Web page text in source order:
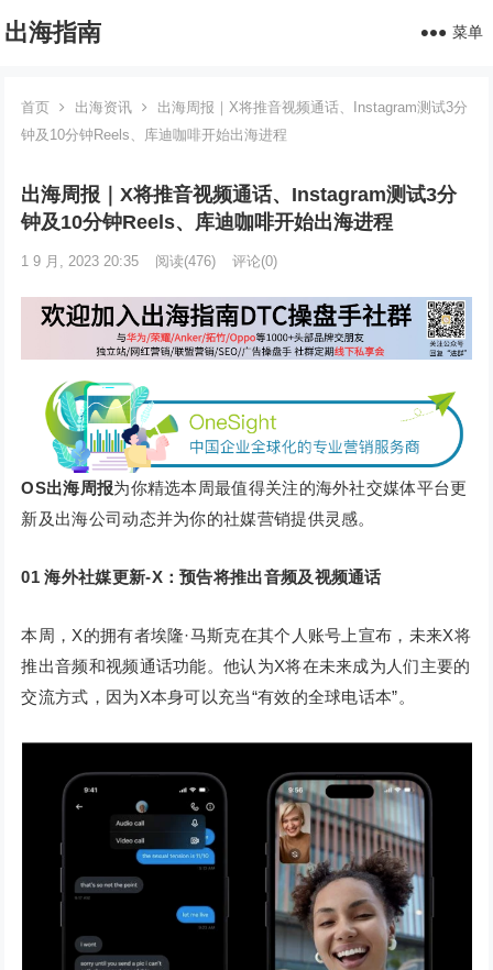
出海指南 菜单
首页 出海资讯
出海周报｜X将推音视频通话、Instagram测试3分
钟及10分钟Reels、库迪咖啡开始出海进程
出海周报｜X将推音视频通话、Instagram测试3分
钟及10分钟Reels、库迪咖啡开始出海进程
1 9 月, 2023 20:35 阅读(476) 评论(0)
OS出海周报为你精选本周最值得关注的海外社交媒体平台更
新及出海公司动态并为你的社媒营销提供灵感。
01 海外社媒更新-X：预告将推出音频及视频通话
本周，X的拥有者埃隆·马斯克在其个人账号上宣布，未来X将
推出音频和视频通话功能。他认为X将在未来成为人们主要的
交流方式，因为X本身可以充当“有效的全球电话本”。